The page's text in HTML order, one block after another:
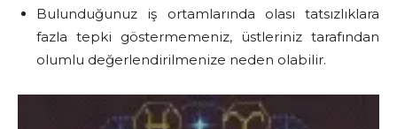
Bulunduğunuz iş ortamlarında olası tatsızlıklara
fazla tepki göstermemeniz, üstleriniz tarafından
olumlu değerlendirilmenize neden olabilir.